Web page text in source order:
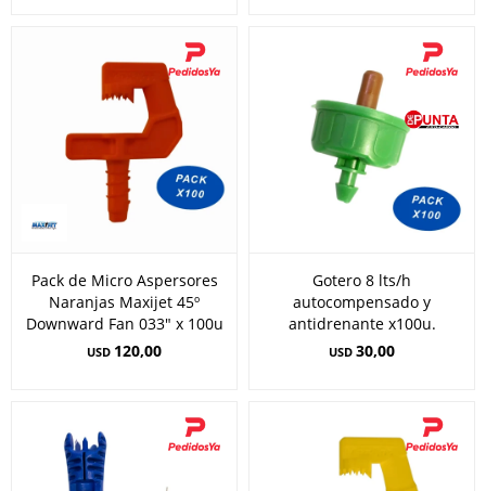
Pack de Micro Aspersores
Naranjas Maxijet 45º
Downward Fan 033" x 100u
USD 120,00
Gotero 8 lts/h
autocompensado y
antidrenante x100u.
USD 30,00